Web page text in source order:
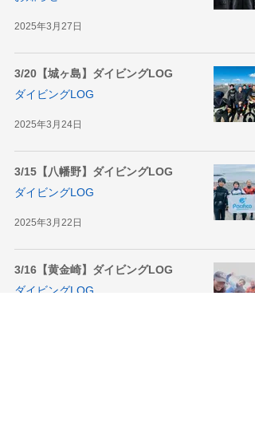
2025年3月27日
3/20【城ヶ島】ダイビングLOG
ダイビングLOG
2025年3月24日
3/15【八幡野】ダイビングLOG
ダイビングLOG
2025年3月22日
3/16【黄金崎】ダイビングLOG
ダイビングLOG